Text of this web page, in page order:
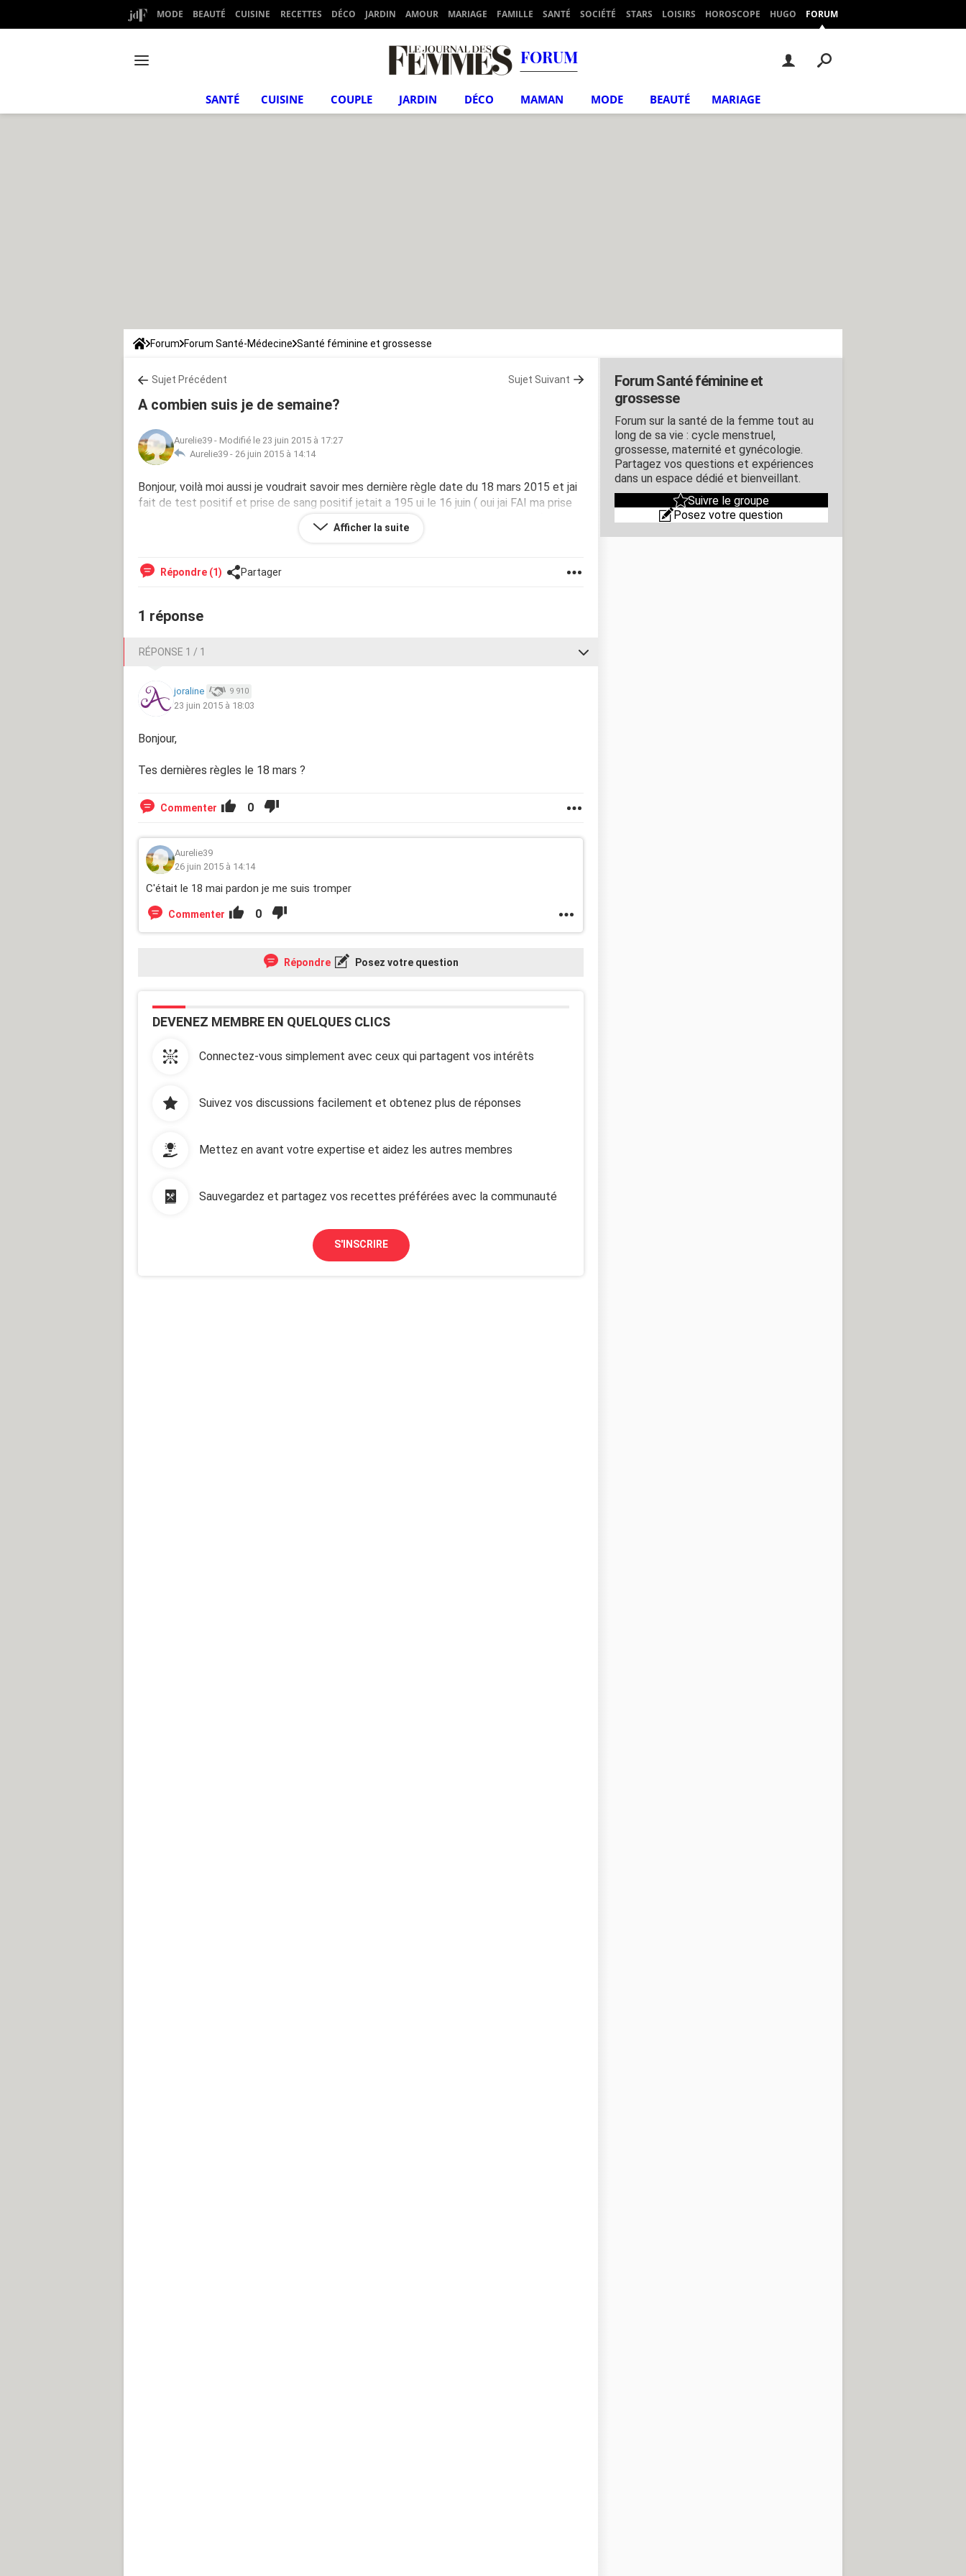
MODE BEAUTÉ CUISINE RECETTES DÉCO JARDIN AMOUR MARIAGE FAMILLE SANTÉ SOCIÉTÉ STARS LOISIRS HOROSCOPE HUGO FORUM
FORUM
SANTÉ CUISINE COUPLE JARDIN DÉCO MAMAN MODE BEAUTÉ MARIAGE
Forum Forum Santé-Médecine Santé féminine et grossesse
Sujet Précédent Sujet Suivant
A combien suis je de semaine?
Aurelie39 - Modifié le 23 juin 2015 à 17:27
Aurelie39 - 26 juin 2015 à 14:14
Bonjour, voilà moi aussi je voudrait savoir mes dernière règle date du 18 mars 2015 et jai
fait de test positif et prise de sang positif jetait a 195 ui le 16 juin ( oui jai FAI ma prise
pouvez vous me dire a combien suis je ????? Merci
Afficher la suite
Répondre (1) Partager
1 réponse
RÉPONSE 1 / 1
joraline 9 910
23 juin 2015 à 18:03
Bonjour,
Tes dernières règles le 18 mars ?
Commenter 0
Aurelie39
26 juin 2015 à 14:14
C'était le 18 mai pardon je me suis tromper
Commenter 0
Répondre Posez votre question
DEVENEZ MEMBRE EN QUELQUES CLICS
Connectez-vous simplement avec ceux qui partagent vos intérêts
Suivez vos discussions facilement et obtenez plus de réponses
Mettez en avant votre expertise et aidez les autres membres
Sauvegardez et partagez vos recettes préférées avec la communauté
S'INSCRIRE
Forum Santé féminine et
grossesse
Forum sur la santé de la femme tout au
long de sa vie : cycle menstruel,
grossesse, maternité et gynécologie.
Partagez vos questions et expériences
dans un espace dédié et bienveillant.
Suivre le groupe
Posez votre question